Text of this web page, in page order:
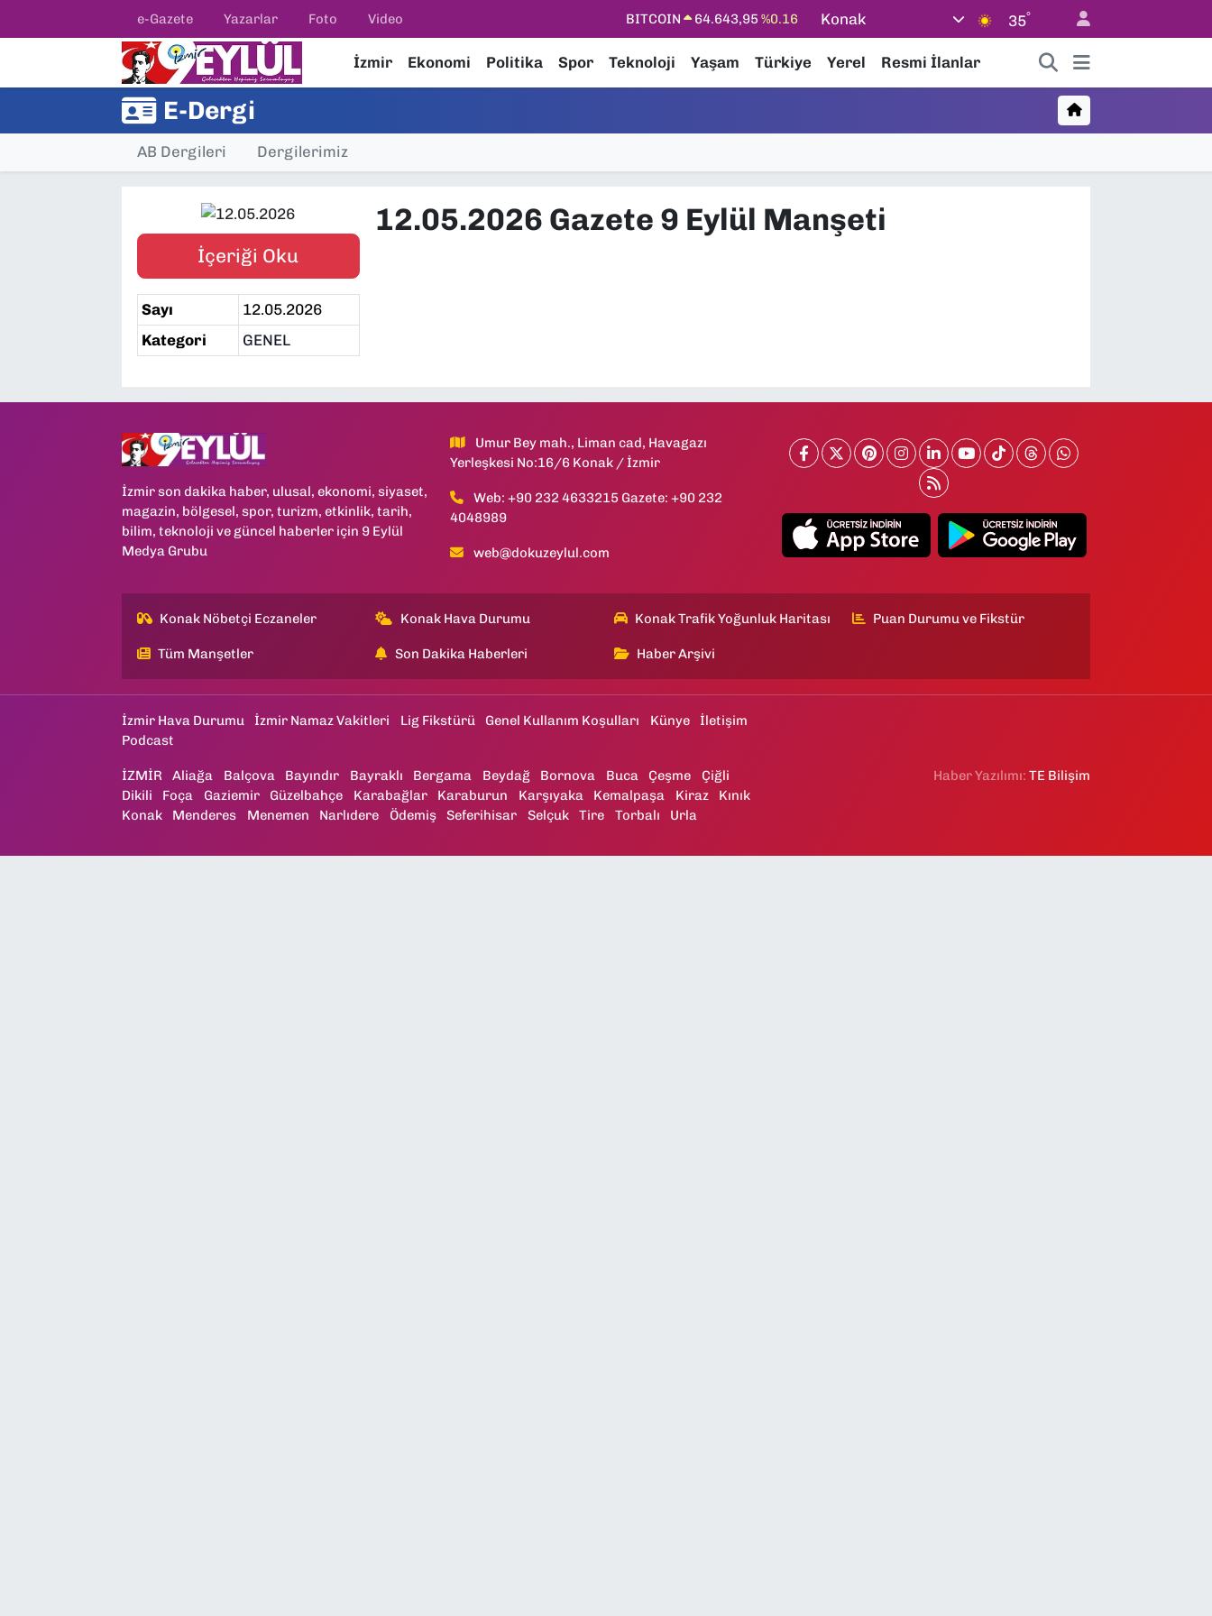
e-Gazete Yazarlar Foto Video BITCOIN 64.643,95%0.16
EURO
55,0250%0.02
Konak 35°
İzmir Ekonomi Politika Spor Teknoloji Yaşam Türkiye Yerel Resmi İlanlar
E-Dergi
AB Dergileri Dergilerimiz
İçeriği Oku
Sayı
12.05.2026
Kategori
GENEL
12.05.2026 Gazete 9 Eylül Manşeti
İzmir son dakika haber, ulusal, ekonomi, siyaset,
magazin, bölgesel, spor, turizm, etkinlik, tarih,
bilim, teknoloji ve güncel haberler için 9 Eylül
Medya Grubu
Umur Bey mah., Liman cad, Havagazı
Yerleşkesi No:16/6 Konak / İzmir
Web: +90 232 4633215 Gazete: +90 232
4048989
web@dokuzeylul.com
Konak Nöbetçi Eczaneler Konak Hava Durumu Konak Trafik Yoğunluk Haritası Puan Durumu ve Fikstür
Tüm Manşetler Son Dakika Haberleri Haber Arşivi
İzmir Hava Durumu İzmir Namaz Vakitleri Lig Fikstürü Genel Kullanım Koşulları Künye
İletişim
Podcast
İZMİR Aliağa Balçova Bayındır Bayraklı Bergama Beydağ Bornova Buca Çeşme
Çiğli
Dikili
Foça Gaziemir Güzelbahçe Karabağlar Karaburun Karşıyaka Kemalpaşa Kiraz
Kınık
Konak
Menderes Menemen Narlıdere Ödemiş Seferihisar Selçuk Tire Torbalı Urla
Haber Yazılımı:TE Bilişim
Resmi İlanlar
KÜLTÜR SANAT
TEKNOLOJİ
YEREL YÖNETİMLER
Konak Nöbetçi Eczaneler
Konak Hava Durumu
Konak Trafik Yoğunluk Haritası
Süper Lig Puan Durumu ve Fikstür
Son Dakika Haberleri